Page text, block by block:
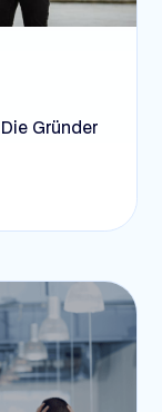
Gründer